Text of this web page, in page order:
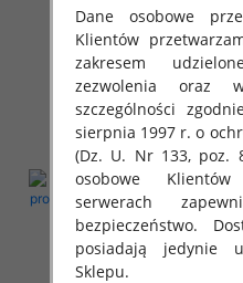
szczegóły
Dane osobowe
Klientów
zakresem
zezwolenia oraz
szczególności
sierpnia 1997 r. o
(Dz. U. Nr 133, poz.
osobowe
serwerach
bezpieczeństwo.
posiadają jedynie
Sklepu.